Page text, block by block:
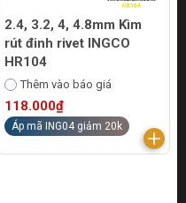
2.4, 3.2, 4, 4.8mm Kìm
rút đinh rivet INGCO
HR104
Thêm vào báo giá
118.000₫
Áp mã ING04 giảm 20k